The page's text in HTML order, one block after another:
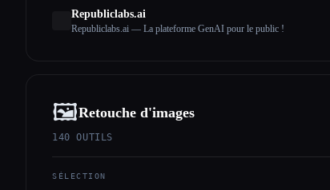
Republiclabs.ai
Republiclabs.ai — La plateforme GenAI pour le public !
🖼️Retouche d'images
140 OUTILS
SÉLECTION